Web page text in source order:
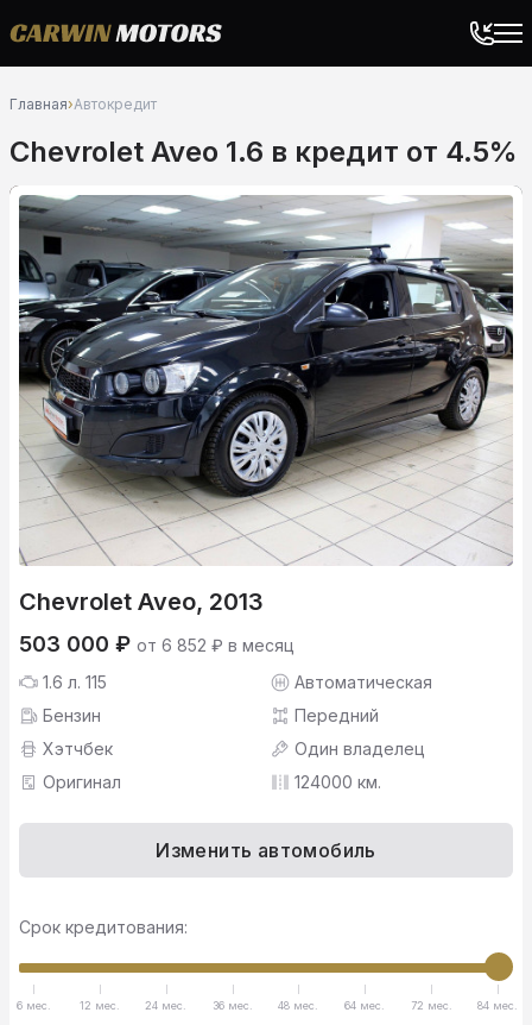
Главная›Автокредит
Chevrolet Aveo 1.6 в кредит от 4.5%
Chevrolet Aveo, 2013
503 000 ₽ от 6 852 ₽ в месяц
1.6 л. 115
Автоматическая
Бензин
Передний
Хэтчбек
Один владелец
Оригинал
124000 км.
Изменить автомобиль
Срок кредитования:
6 мес. 12 мес. 24 мес. 36 мес. 48 мес. 64 мес. 72 мес. 84 мес.